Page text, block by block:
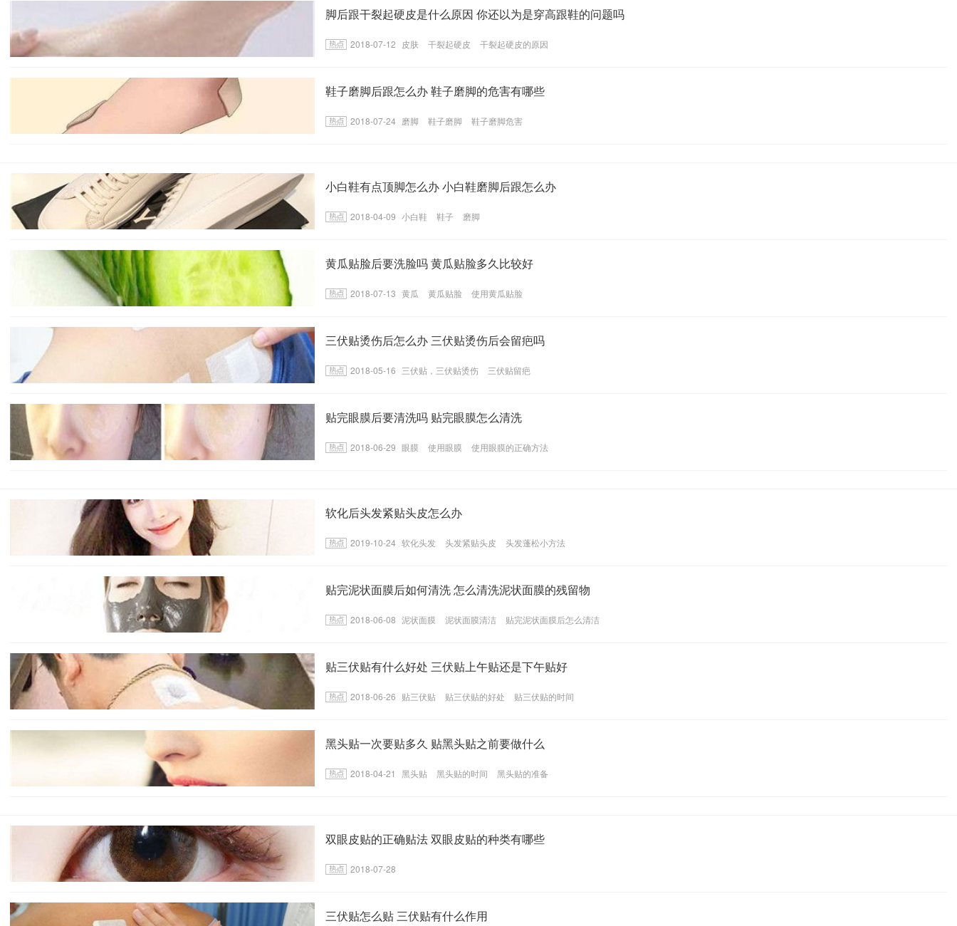
脚后跟干裂起硬皮是什么原因 你还以为是穿高跟鞋的问题吗
2018-07-12 皮肤 干裂起硬皮 干裂起硬皮的原因
鞋子磨脚后跟怎么办 鞋子磨脚的危害有哪些
2018-07-24 磨脚 鞋子磨脚 鞋子磨脚危害
小白鞋有点顶脚怎么办 小白鞋磨脚后跟怎么办
2018-04-09 小白鞋 鞋子 磨脚
黄瓜贴脸后要洗脸吗 黄瓜贴脸多久比较好
2018-07-13 黄瓜 黄瓜贴脸 使用黄瓜贴脸
三伏贴烫伤后怎么办 三伏贴烫伤后会留疤吗
2018-05-16 三伏贴，三伏贴烫伤 三伏贴留疤
贴完眼膜后要清洗吗 贴完眼膜怎么清洗
2018-06-29 眼膜 使用眼膜 使用眼膜的正确方法
软化后头发紧贴头皮怎么办
2019-10-24 软化头发 头发紧贴头皮 头发蓬松小方法
贴完泥状面膜后如何清洗 怎么清洗泥状面膜的残留物
2018-06-08 泥状面膜 泥状面膜清洁 贴完泥状面膜后怎么清洁
​贴三伏贴有什么好处 三伏贴上午贴还是下午贴好
2018-06-26 贴三伏贴 贴三伏贴的好处 贴三伏贴的时间
黑头贴一次要贴多久 贴黑头贴之前要做什么
2018-04-21 黑头贴 黑头贴的时间 黑头贴的准备
双眼皮贴的正确贴法 双眼皮贴的种类有哪些
2018-07-28
三伏贴怎么贴 三伏贴有什么作用